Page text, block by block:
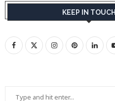
KEEP IN TOUCH